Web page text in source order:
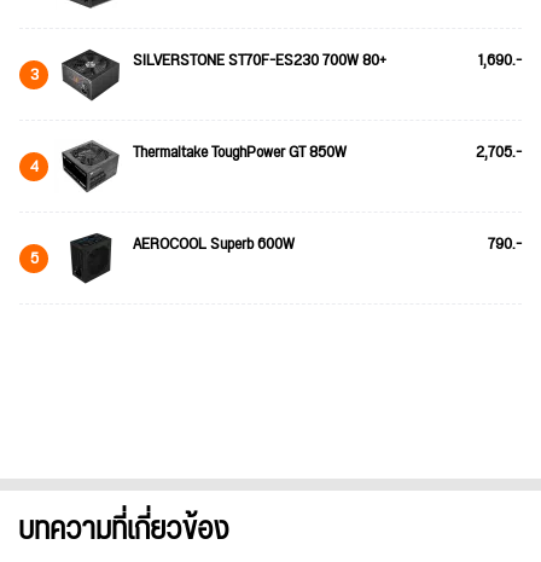
3 SILVERSTONE ST70F-ES230 700W 80+ 1,690.-
4 Thermaltake ToughPower GT 850W 2,705.-
5 AEROCOOL Superb 600W 790.-
บทความที่เกี่ยวข้อง